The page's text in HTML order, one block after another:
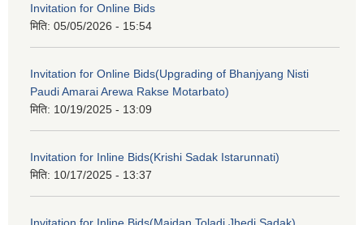
Invitation for Online Bids
मिति: 05/05/2026 - 15:54
Invitation for Online Bids(Upgrading of Bhanjyang Nisti
Paudi Amarai Arewa Rakse Motarbato)
मिति: 10/19/2025 - 13:09
Invitation for Inline Bids(Krishi Sadak Istarunnati)
मिति: 10/17/2025 - 13:37
Invitation for Inline Bids(Maidan Toladi Jhedi Sadak)